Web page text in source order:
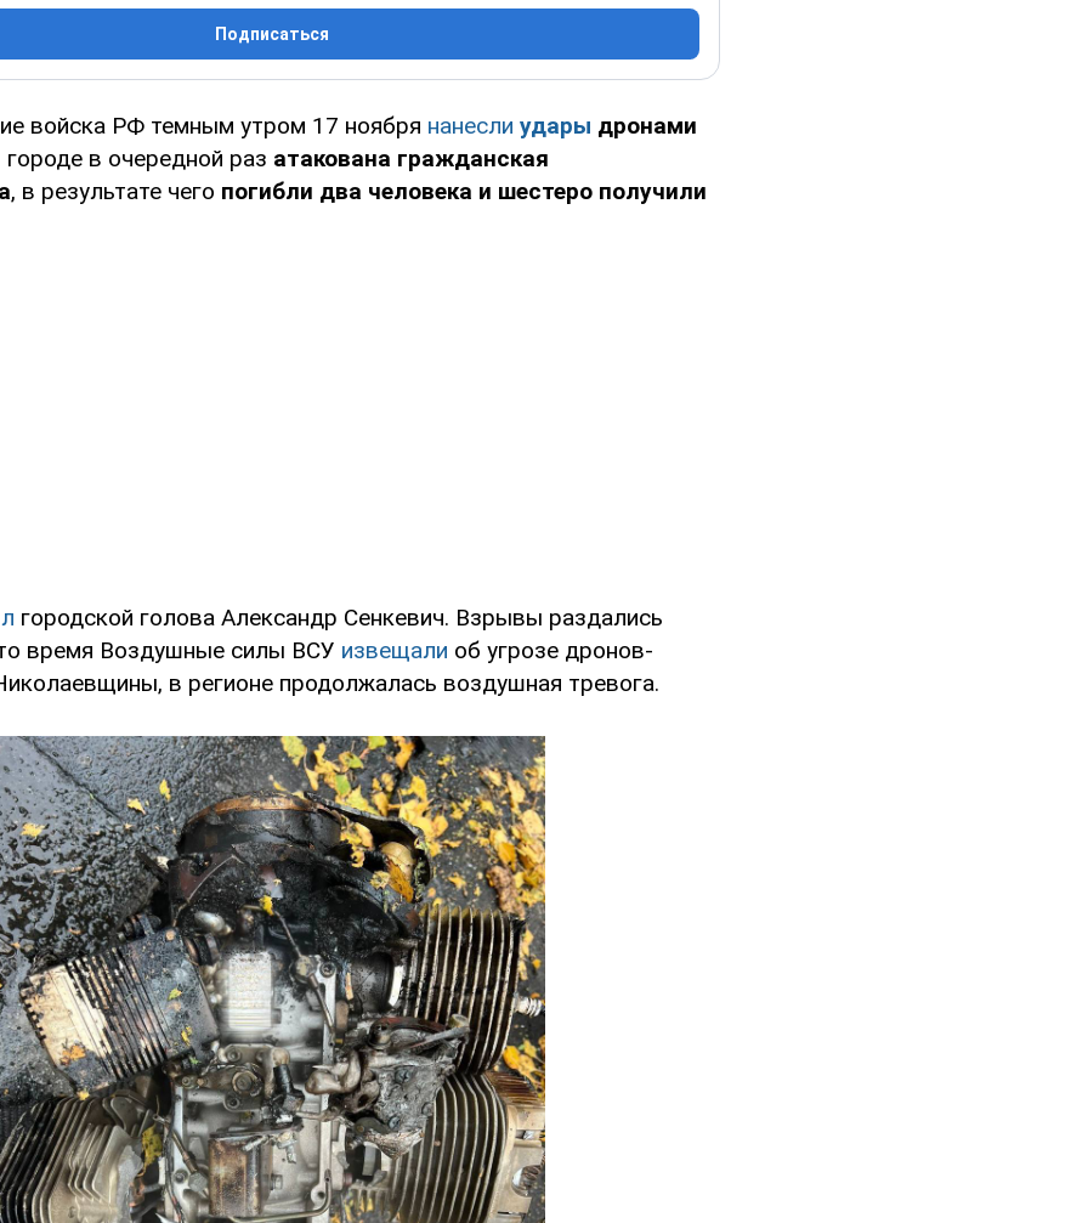
Подписаться
войска РФ темным утром 17 ноября нанесли удары дронами
городе в очередной раз атакована гражданская
, в результате чего погибли два человека и шестеро получили
городской голова Александр Сенкевич. Взрывы раздались
время Воздушные силы ВСУ извещали об угрозе дронов-
в регионе продолжалась воздушная тревога.